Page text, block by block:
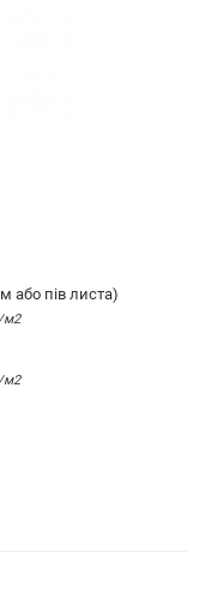
або пів листа)
м2
м2